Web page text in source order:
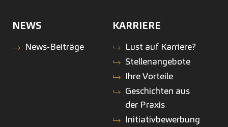
NEWS
News-Beiträge
KARRIERE
Lust auf Karriere?
Stellenangebote
Ihre Vorteile
Geschichten aus
der Praxis
Initiativbewerbung